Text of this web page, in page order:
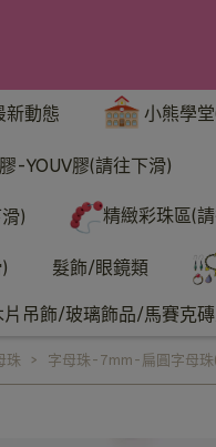
新動態 小熊學
-YOUV膠(請往下滑)
) 精緻彩珠區(
髮飾/眼鏡類
吊飾/玻璃飾品/馬賽克
珠 字母珠-7mm-扁圓字母